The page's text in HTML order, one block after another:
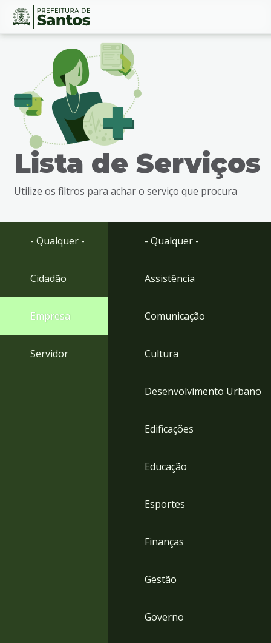
Ir
busca
Ir
Conteúdo
Lista de Serviços
Utilize os filtros para achar o serviço que procura
- Qualquer -
Cidadão
Empresa
Servidor
- Qualquer -
Assistência
Comunicação
Cultura
Desenvolvimento Urbano
Edificações
Educação
Esportes
Finanças
Gestão
Governo